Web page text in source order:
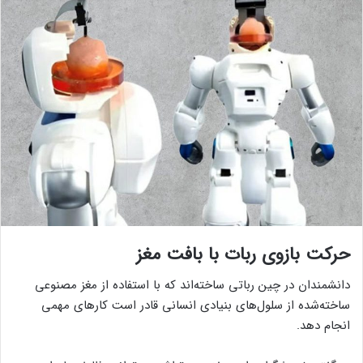
حرکت بازوی ربات با بافت مغز
دانشمندان در چین رباتی ساخته‌اند که با استفاده از مغز مصنوعی
ساخته‌شده از سلول‌های بنیادی انسانی قادر است کارهای مهمی
انجام دهد.